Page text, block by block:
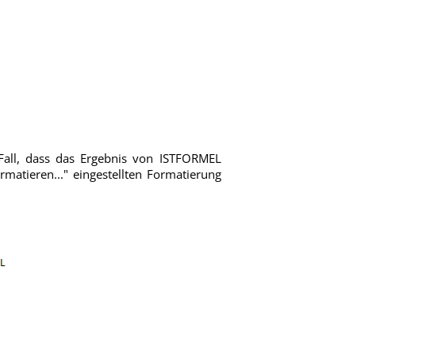
dass das Ergebnis von ISTFORMEL
eingestellten Formatierung